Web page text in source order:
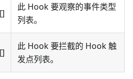
此 Hook 要观察的事件类型
列表。
此 Hook 要拦截的 Hook 触
发点列表。